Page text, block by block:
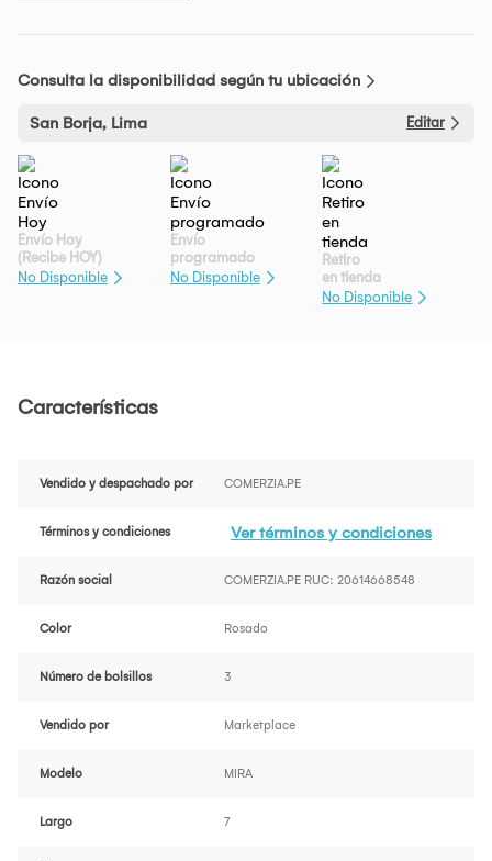
Consulta la disponibilidad según tu ubicación
San Borja, Lima Editar
Envío Hoy
(Recibe HOY)
No Disponible
Envío
programado
No Disponible
Retiro
en tienda
No Disponible
Características
Vendido y despachado por COMERZIA.PE
Términos y condiciones Ver términos y condiciones
Razón social COMERZIA.PE RUC: 20614668548
Color Rosado
Número de bolsillos 3
Vendido por Marketplace
Modelo MIRA
Largo 7